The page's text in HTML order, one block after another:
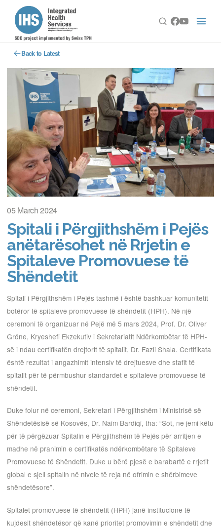
Back to Latest
05 March 2024
Spitali i Përgjithshëm i Pejës
anëtarësohet në Rrjetin e
Spitaleve Promovuese të
Shëndetit
Spitali i Përgjithshëm i Pejës tashmë i është bashkuar komunitetit
botëror të spitaleve promovuese të shëndetit (HPH). Në një
ceremoni të organizuar në Pejë më 5 mars 2024, Prof. Dr. Oliver
Gröne, Kryeshefi Ekzekutiv i Sekretariatit Ndërkombëtar të HPH-
së i ndau certifikatën drejtorit të spitalit, Dr. Fazli Shala. Certifikata
është rezultat i angazhimit intensiv të drejtuesve dhe stafit të
spitalit për të përmbushur standardet e spitaleve promovuese të
shëndetit.
Duke folur në ceremoni, Sekretari i Përgjithshëm i Ministrisë së
Shëndetësisë së Kosovës, Dr. Naim Bardiqi, tha: “Sot, ne jemi këtu
për të përgëzuar Spitalin e Përgjithshëm të Pejës për arritjen e
madhe në pranimin e certifikatës ndërkombëtare të Spitaleve
Promovuese të Shëndetit. Duke u bërë pjesë e barabartë e rrjetit
global e sjell spitalin në nivele të reja në ofrimin e shërbimeve
shëndetësore”.
Spitalet promovuese të shëndetit (HPH) janë institucione të
kujdesit shëndetësor që kanë prioritet promovimin e shëndetit dhe